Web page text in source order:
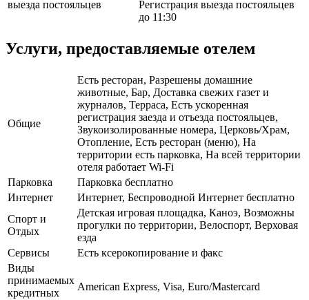
выезда постояльцев
Регистрация выезда постояльцев
до 11:30
Услуги, предоставляемые отелем
Общие
Есть ресторан, Разрешены домашние
животные, Бар, Доставка свежих газет и
журналов, Терраса, Есть ускоренная
регистрация заезда и отъезда постояльцев,
Звукоизолированные номера, Церковь/Храм,
Отопление, Есть ресторан (меню), На
территории есть парковка, На всей территории
отеля работает Wi-Fi
Парковка
Парковка бесплатно
Интернет
Интернет, Беспроводной Интернет бесплатно
Спорт и
Отдых
Детская игровая площадка, Каноэ, Возможны
прогулки по территории, Велоспорт, Верховая
езда
Сервисы
Есть ксерокопирование и факс
Виды
принимаемых
кредитных
American Express, Visa, Euro/Mastercard